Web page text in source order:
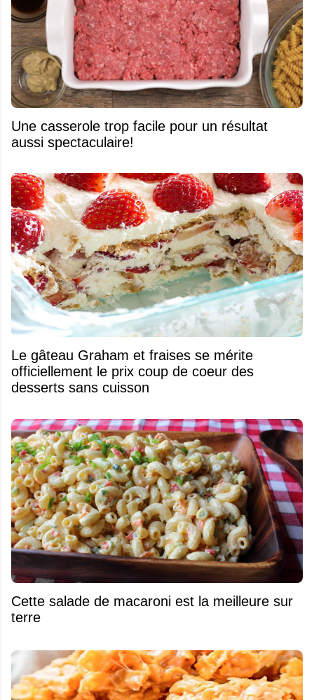
Une casserole trop facile pour un résultat
aussi spectaculaire!
Le gâteau Graham et fraises se mérite
officiellement le prix coup de coeur des
desserts sans cuisson
Cette salade de macaroni est la meilleure sur
terre